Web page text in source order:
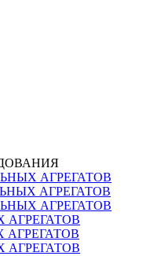
АГРЕГАТОВ
АГРЕГАТОВ
АГРЕГАТОВ
АГРЕГАТОВ
АГРЕГАТОВ
АГРЕГАТОВ